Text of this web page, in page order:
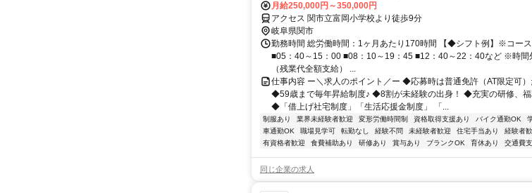
月給250,000円～350,000円
アクセス 関市立富岡小学校より徒歩9分
岐阜県関市
勤務時間 総労働時間：1ヶ月あたり170時間 【◆シフト例】※コー
■05：40～15：00 ■08：10～19：45 ■12：40～22：40など ※時間
（残業代全額支給） ...
仕事内容 ー＼求人のポイント／ー ◆応募時は普通免許（AT限定可）
◆59歳まで毎年昇給制度♪ ◆8割が未経験の出身！ ◆充実の研修、
◆「借上げ社宅制度」「生活応援金制度」 「...
制服あり 業界未経験者歓迎 変形労働時間制 資格取得支援あり バイク通勤OK
車通勤OK
職場見学可 転勤なし 経験不問 未経験者歓迎 住宅手当あり
経験者
有資格者歓迎
食費補助あり 研修あり 賞与あり ブランクOK 育休あり 交通費
同じ企業の求人